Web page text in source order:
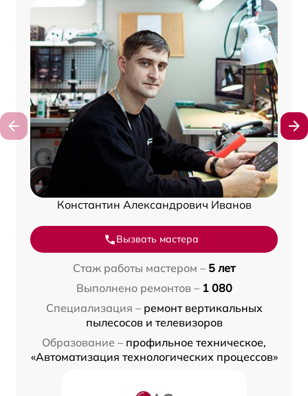
Константин Александрович Иванов
Вызвать мастера
Стаж работы мастером – 5 лет
Выполнено ремонтов – 1 080
Специализация – ремонт вертикальных
пылесосов и телевизоров
Образование – профильное техническое,
«Автоматизация технологических процессов»